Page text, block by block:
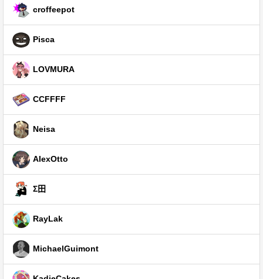
croffeepot
Pisca
LOVMURA
CCFFFF
Neisa
AIexOtto
Σ田
RayLak
MichaelGuimont